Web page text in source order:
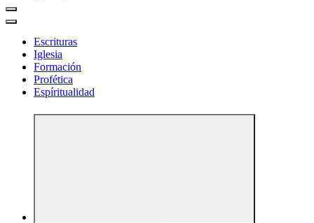
Escrituras
Iglesia
Formación
Profética
Espíritualidad